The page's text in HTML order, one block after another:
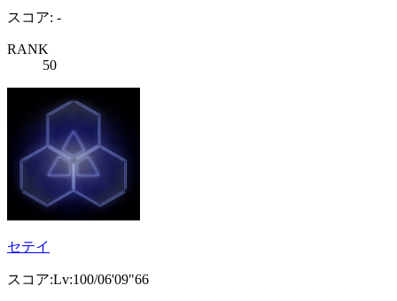
スコア: -
RANK
50
セテイ
スコア:Lv:100/06'09"66